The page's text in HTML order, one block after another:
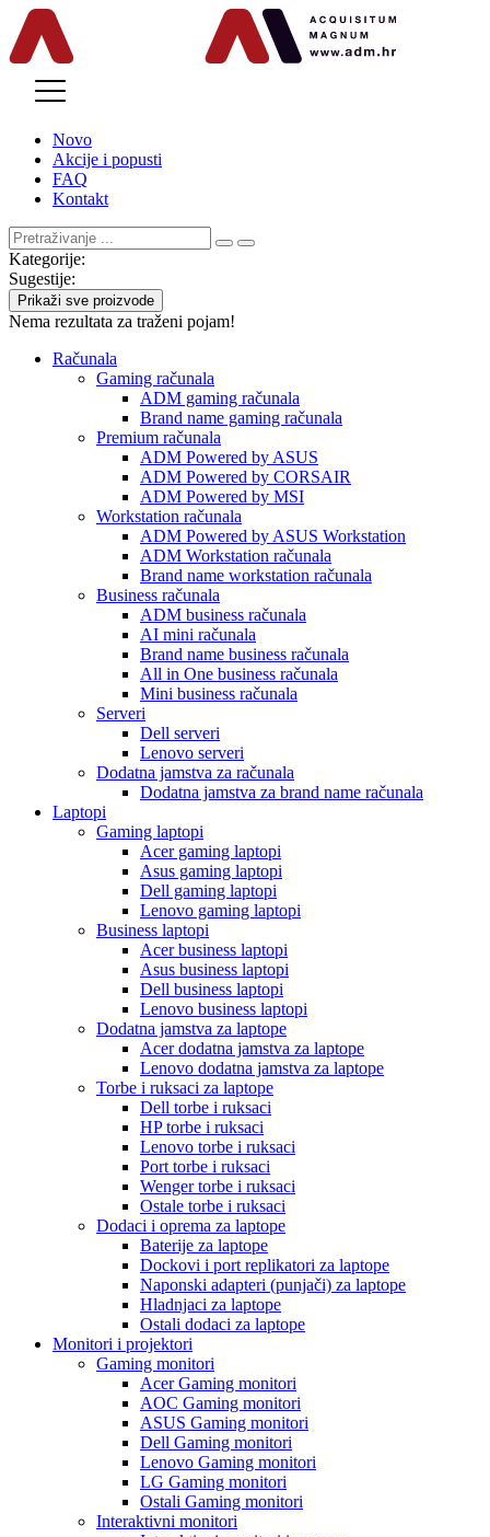
Novo
Akcije i popusti
FAQ
Kontakt
Kategorije:
Sugestije:
Prikaži sve proizvode
Nema rezultata za traženi pojam!
Računala
Gaming računala
ADM gaming računala
Brand name gaming računala
Premium računala
ADM Powered by ASUS
ADM Powered by CORSAIR
ADM Powered by MSI
Workstation računala
ADM Powered by ASUS Workstation
ADM Workstation računala
Brand name workstation računala
Business računala
ADM business računala
AI mini računala
Brand name business računala
All in One business računala
Mini business računala
Serveri
Dell serveri
Lenovo serveri
Dodatna jamstva za računala
Dodatna jamstva za brand name računala
Laptopi
Gaming laptopi
Acer gaming laptopi
Asus gaming laptopi
Dell gaming laptopi
Lenovo gaming laptopi
Business laptopi
Acer business laptopi
Asus business laptopi
Dell business laptopi
Lenovo business laptopi
Dodatna jamstva za laptope
Acer dodatna jamstva za laptope
Lenovo dodatna jamstva za laptope
Torbe i ruksaci za laptope
Dell torbe i ruksaci
HP torbe i ruksaci
Lenovo torbe i ruksaci
Port torbe i ruksaci
Wenger torbe i ruksaci
Ostale torbe i ruksaci
Dodaci i oprema za laptope
Baterije za laptope
Dockovi i port replikatori za laptope
Naponski adapteri (punjači) za laptope
Hladnjaci za laptope
Ostali dodaci za laptope
Monitori i projektori
Gaming monitori
Acer Gaming monitori
AOC Gaming monitori
ASUS Gaming monitori
Dell Gaming monitori
Lenovo Gaming monitori
LG Gaming monitori
Ostali Gaming monitori
Interaktivni monitori